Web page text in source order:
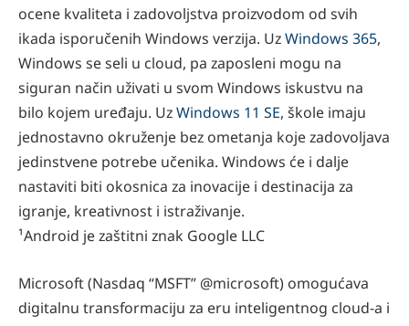
ocene kvaliteta i zadovoljstva proizvodom od svih
ikada isporučenih Windows verzija. UzWindows 365,
Windows se seli u cloud, pa zaposleni mogu na
siguran način uživati u svom Windows iskustvu na
bilo kojem uređaju. UzWindows 11 SE, škole imaju
jednostavno okruženje bez ometanja koje zadovoljava
jedinstvene potrebe učenika. Windows će i dalje
nastaviti biti okosnica za inovacije i destinacija za
igranje, kreativnost i istraživanje.
¹Android je zaštitni znak Google LLC
Microsoft (Nasdaq “MSFT” @microsoft) omogućava
digitalnu transformaciju za eru inteligentnog cloud-a i